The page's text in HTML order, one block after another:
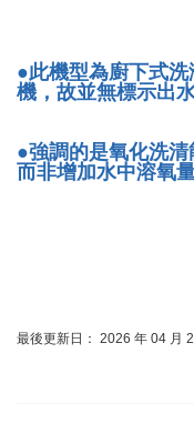
●此機型為廚下式
機，故並無標示出
●強調的是氧化洗清
而非增加水中溶氧
最後更新日： 2026 年 04 月